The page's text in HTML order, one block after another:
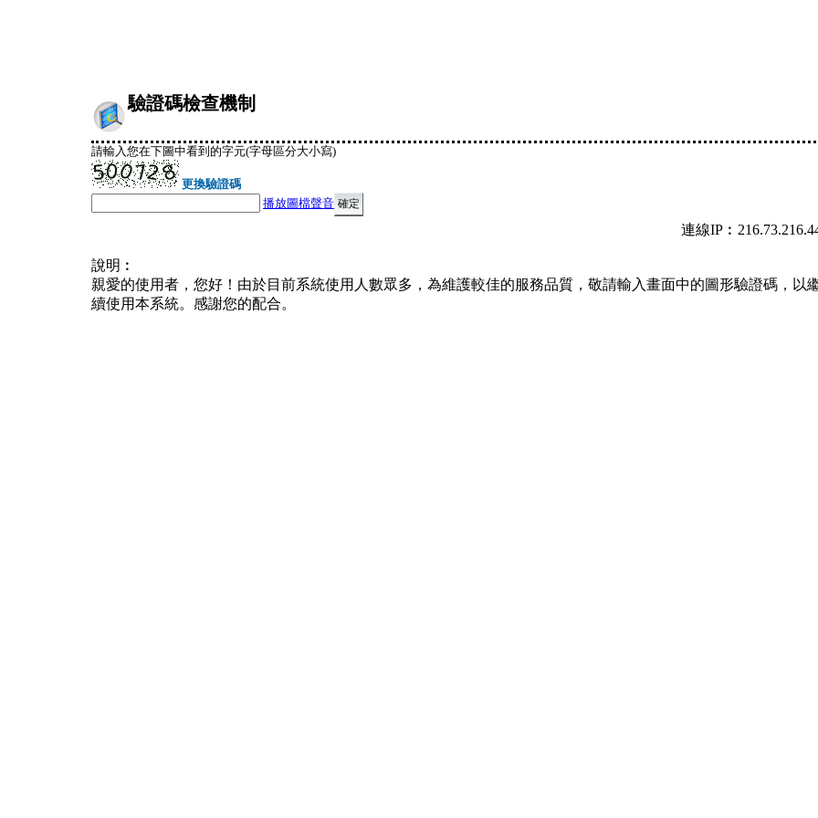
驗證碼檢查機制
請輸入您在下圖中看到的字元(字母區分大小寫)
更換驗證碼
播放圖檔聲音
連線
說明︰
親愛的使用者，您好！由於目前系統使用人數眾多，為維護較佳的服務品質，敬請輸入畫面中的圖形驗證碼，以
續使用本系統。感謝您的配合。